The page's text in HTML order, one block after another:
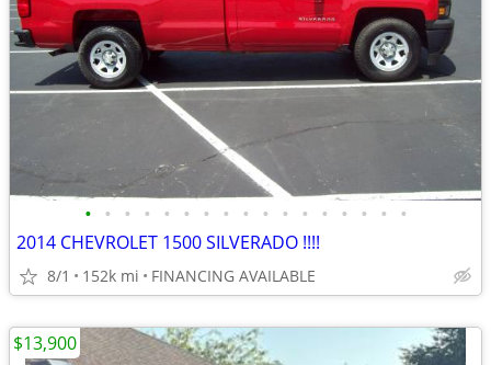
• • • • • • • • • • • • • • • • •
2014 CHEVROLET 1500 SILVERADO !!!!
8/1 152k mi FINANCING AVAILABLE
$13,900